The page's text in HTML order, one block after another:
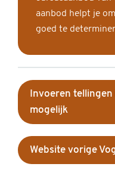
aanbod helpt je
goed te
Invoeren
mogelijk
Website vorige